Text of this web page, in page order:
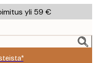
yli 59 €